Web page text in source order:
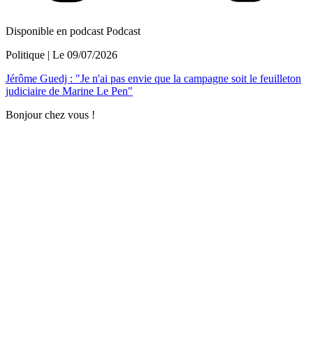
Disponible en podcast Podcast
Politique | Le 09/07/2026
Jérôme Guedj : "Je n'ai pas envie que la campagne soit le feuilleton
judiciaire de Marine Le Pen"
Bonjour chez vous !